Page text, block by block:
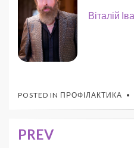
Віталій
POSTED IN ПРОФІЛАКТИКА
PREV